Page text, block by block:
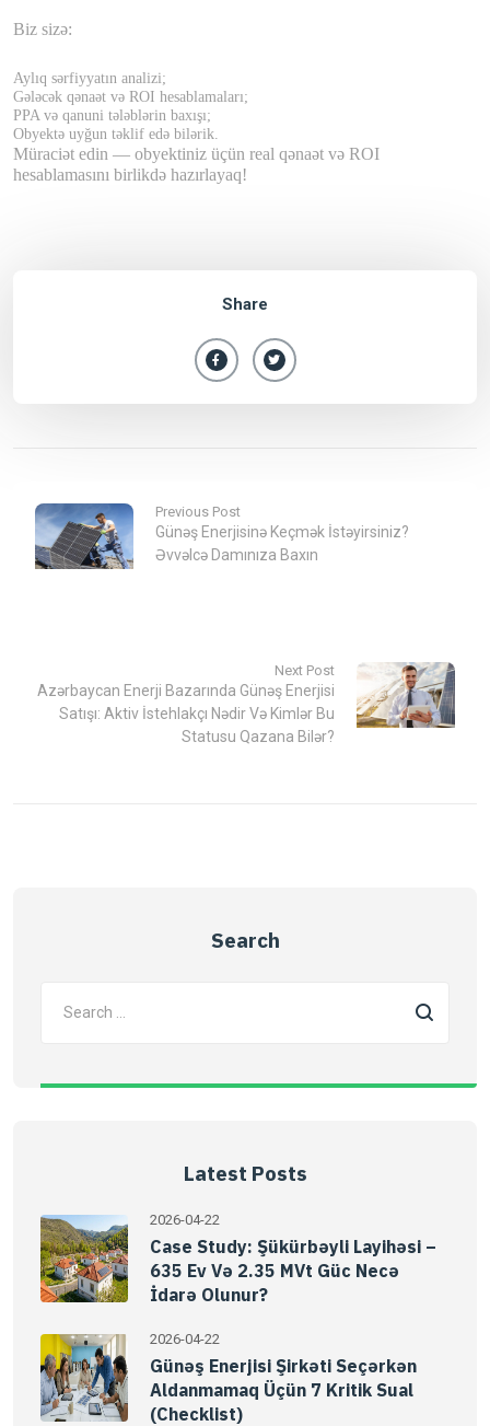
Biz sizə:
Aylıq sərfiyyatın analizi;
Gələcək qənaət və ROI hesablamaları;
PPA və qanuni tələblərin baxışı;
Obyektə uyğun təklif edə bilərik.
Müraciət edin — obyektiniz üçün real qənaət və ROI
hesablamasını birlikdə hazırlayaq!
Share
Previous Post
Günəş Enerjisinə Keçmək İstəyirsiniz?
Əvvəlcə Damınıza Baxın
Next Post
Azərbaycan Enerji Bazarında Günəş Enerjisi
Satışı: Aktiv İstehlakçı Nədir Və Kimlər Bu
Statusu Qazana Bilər?
Search
Latest Posts
2026-04-22
Case Study: Şükürbəyli Layihəsi –
635 Ev Və 2.35 MVt Güc Necə
İdarə Olunur?
2026-04-22
Günəş Enerjisi Şirkəti Seçərkən
Aldanmamaq Üçün 7 Kritik Sual
(Checklist)